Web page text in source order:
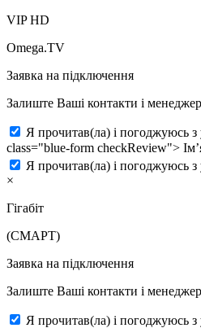
VIP HD
Omega.TV
Заявка на підключення
Залиште Ваші контакти і
Я прочитав(ла) і погоджуюсь
class="blue-form checkReview">
Я прочитав(ла) і погоджуюсь
×
Гігабіт
(СМАРТ)
Заявка на підключення
Залиште Ваші контакти і
Я прочитав(ла) і погоджуюсь